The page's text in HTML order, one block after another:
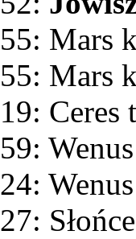
Mars
Mars
Ceres